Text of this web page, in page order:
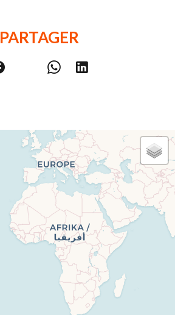
PARTAGER